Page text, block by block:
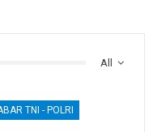
All
TNI - POLRI